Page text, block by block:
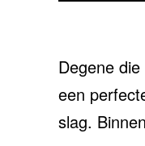
Degene
een
slag.